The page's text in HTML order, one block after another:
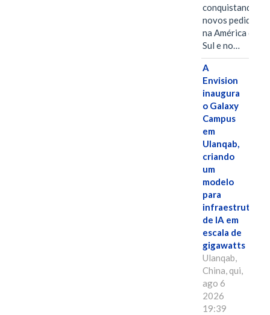
conquistando
novos pedidos
na América do
Sul e no…
A
Envision
inaugura
o Galaxy
Campus
em
Ulanqab,
criando
um
modelo
para
infraestrutura
de IA em
escala de
gigawatts
Ulanqab,
China, qui,
ago 6
2026
19:39